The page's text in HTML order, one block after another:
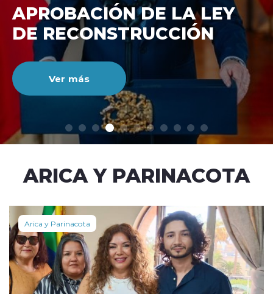
modo claro
DE RECONSTRUCCIÓ
NACIONAL
Ver más
ARICA Y PARINACOTA
Arica y Parinacota